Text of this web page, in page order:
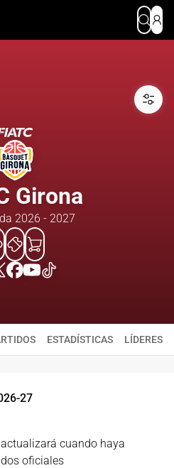
Girona
2026 - 2027
ESTADÍSTICAS LÍDERES
-27
cuando haya
oficiales